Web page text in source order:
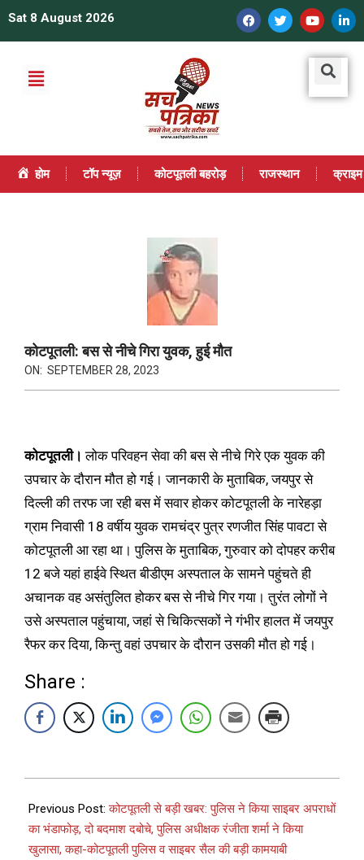
Sat 8 August 2026
होम टॉप न्यूज़ कोटपूतली बहरोड़ राजस्थान क्राइम
कोटपूतली: बस से नीचे गिरा युवक, हुई मौत
ON: SEPTEMBER 28, 2023
कोटपूतली। लोक परिवहन सेवा की बस से नीचे गिरे एक युवक की
उपचार के दौरान मौत हो गई। जानकारी के मुताबिक, जयपुर से
दिल्ली की तरफ जा रही बस में सवार होकर कोटपूतली के नारेहड़ा
ग्राम निवासी 18 वर्षीय युवक रामचंद्र पुत्र रणजीत सिंह पावटा से
कोटपूतली आ रहा था। पुलिस के मुताबिक, गुरुवार को दोपहर करीब
12 बजे यहां हाईवे स्थित बीडीएम अस्पताल के सामने पहुंचते ही
अचानक वह असंतुलित होकर बस से नीचे गिर गया। तुरंत लोगों ने
उसे अस्पताल पहुंचाया, जहां से चिकित्सकों ने गंभीर हालत में जयपुर
रैफर कर दिया, किन्तु वहां उपचार के दौरान उसकी मौत हो गई।
Share :
Previous Post:कोटपूतली से बड़ी खबर: पुलिस ने किया साइबर अपराधों
का भंडाफोड़, दो बदमाश दबोचे, पुलिस अधीक्षक रंजीता शर्मा ने किया
खुलासा, कहा-कोटपूतली पुलिस व साइबर सैल की बड़ी कामयाबी